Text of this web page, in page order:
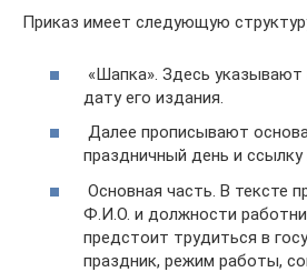
Приказ имеет следующую
«Шапка». Здесь
дату его издания.
Далее прописывают
праздничный день и
Основная часть. В тексте
Ф.И.О. и должности
предстоит трудиться в
праздник, режим работы,